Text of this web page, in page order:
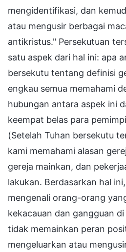
mengidentifikasi, dan
atau mengusir berbagai
antikristus." Persekutuan
satu aspek dari hal ini: apa
bersekutu tentang definisi
engkau semua memahami
hubungan antara aspek ini
keempat belas para
(Setelah Tuhan bersekutu
kami memahami alasan
gereja mainkan, dan
lakukan. Berdasarkan hal
mengenali orang-orang
kekacauan dan gangguan
tidak memainkan peran
mengeluarkan atau